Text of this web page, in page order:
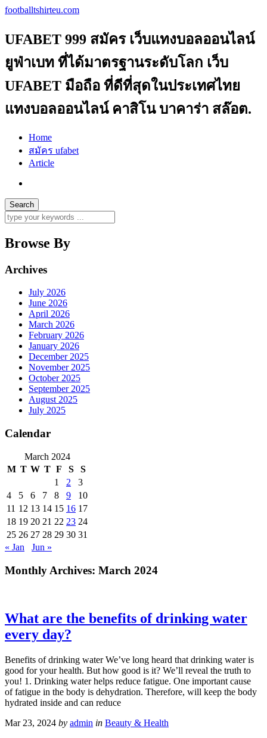
footballtshirteu.com
UFABET 999 สมัคร เว็บแทงบอลออนไลน์
ยูฟ่าเบท ที่ได้มาตรฐานระดับโลก เว็บ
UFABET มือถือ ที่ดีที่สุดในประเทศไทย
แทงบอลออนไลน์ คาสิโน บาคาร่า สล๊อต.
Home
สมัคร ufabet
Article
Browse By
Archives
July 2026
June 2026
April 2026
March 2026
February 2026
January 2026
December 2025
November 2025
October 2025
September 2025
August 2025
July 2025
Calendar
March 2024
M T W T F S
S
1
2
3
4
5 6 7 8 9
10
11 12 13 14 15 16 17
18 19 20 21 22 23 24
25 26 27 28 29 30 31
« Jan
Jun »
Monthly Archives: March 2024
What are the benefits of drinking water
every day?
Benefits of drinking water We’ve long heard that drinking water is
good for your health. But how good is it? We’ll reveal the truth to
you! 1. Drinking water helps reduce fatigue. One important cause
of fatigue in the body is dehydration. Therefore, will keep the body
hydrated inside and can reduce
Mar 23, 2024 by admin in Beauty & Health